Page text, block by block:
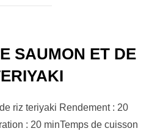
SAUMON ET DE
riz teriyaki Rendement : 20
: 20 minTemps de cuisson